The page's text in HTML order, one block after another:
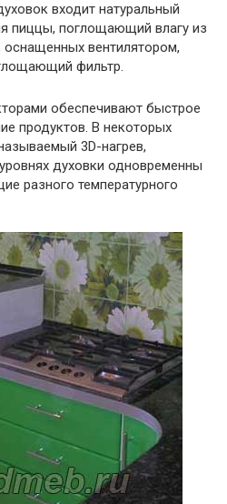
входит натуральный
пиццы, поглощающий влагу из
оснащенных вентилятором,
фильтр.
обеспечивают быстрое
продуктов. В некоторых
3D-нагрев,
духовки одновременны
разного температурного